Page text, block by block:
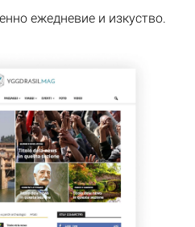
ежедневие и изкуство.